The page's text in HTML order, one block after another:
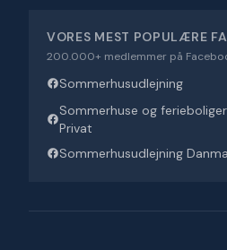
VORES MEST POPULÆRE
200.000+ medlemmer på
Sommerhusudlejning
Sommerhuse og
Privat
Sommerhusudlejning